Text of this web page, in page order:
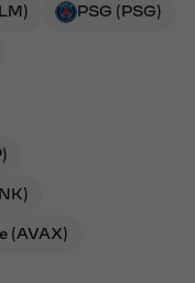
PSG (PSG)
(AVAX)